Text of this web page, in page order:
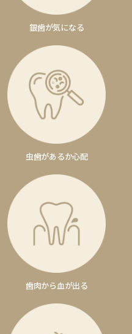
銀歯が気になる
虫歯があるか心配
歯肉から血が出る